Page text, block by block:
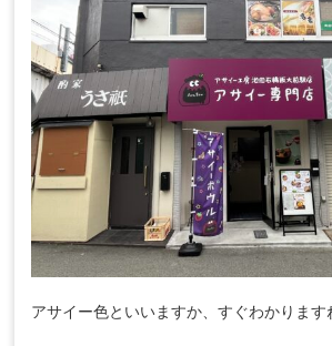
アサイー色といいますか、すぐわかります